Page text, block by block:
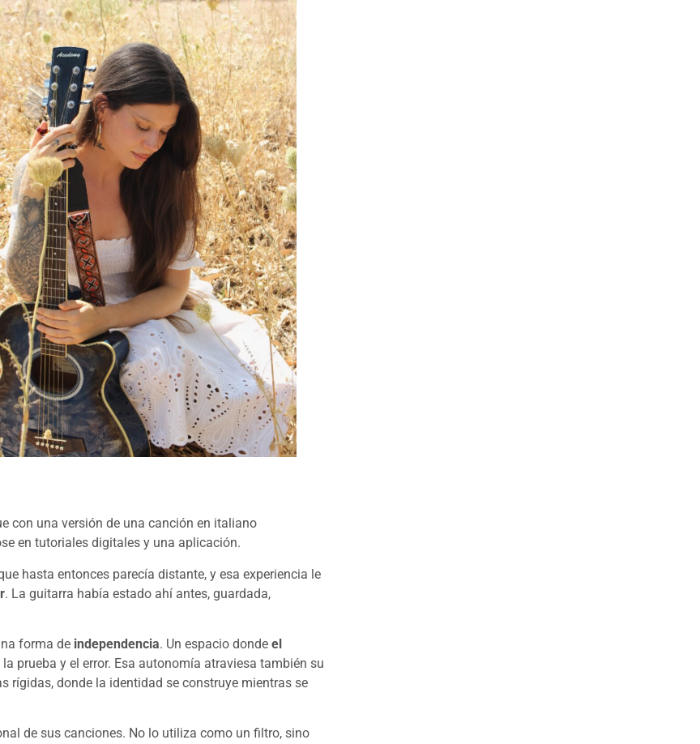
con una versión de una canción en italiano
en tutoriales digitales y una aplicación.
hasta entonces parecía distante, y esa experiencia le
. La guitarra había estado ahí antes, guardada,
forma de independencia. Un espacio donde el
prueba y el error. Esa autonomía atraviesa también su
rígidas, donde la identidad se construye mientras se
de sus canciones. No lo utiliza como un filtro, sino